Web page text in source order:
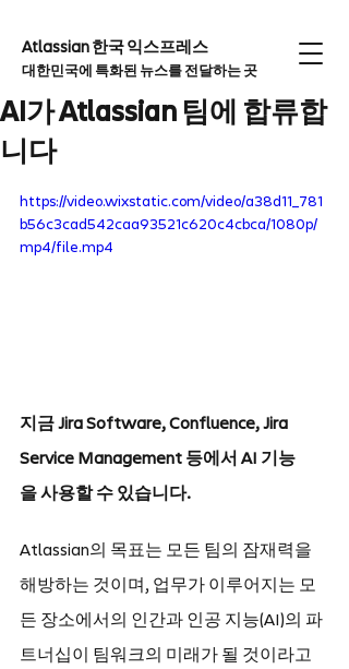
Atlassian 한국 익스프레스
대한민국에 특화된 뉴스를 전달하는 곳
AI가 Atlassian 팀에 합류합
니다
https://video.wixstatic.com/video/a38d11_781
b56c3cad542caa93521c620c4cbca/1080p/
mp4/file.mp4
지금 Jira Software, Confluence, Jira
Service Management 등에서 AI 기능
을 사용할 수 있습니다.
Atlassian의 목표는 모든 팀의 잠재력을
해방하는 것이며, 업무가 이루어지는 모
든 장소에서의 인간과 인공 지능(AI)의 파
트너십이 팀워크의 미래가 될 것이라고